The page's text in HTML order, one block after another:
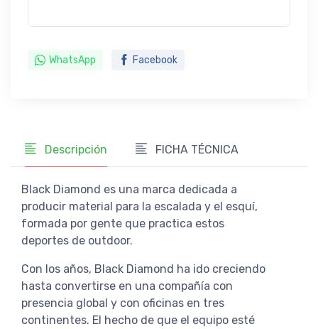
WhatsApp Facebook
Descripción FICHA TÉCNICA
Black Diamond es una marca dedicada a
producir material para la escalada y el esquí,
formada por gente que practica estos
deportes de outdoor.
Con los años, Black Diamond ha ido creciendo
hasta convertirse en una compañía con
presencia global y con oficinas en tres
continentes. El hecho de que el equipo esté